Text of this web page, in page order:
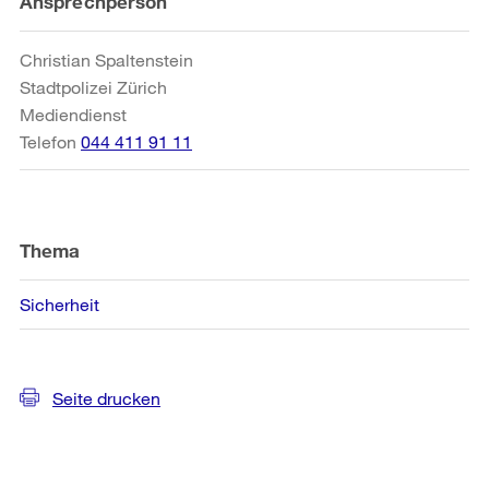
Informationen
Christian Spaltenstein
Stadtpolizei Zürich
Mediendienst
Telefon 044 411 91 11
Thema
Sicherheit
Seite drucken